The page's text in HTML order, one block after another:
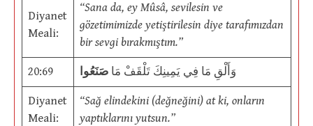
Diyanet
Meali:
“Sana da, ey Mûsâ, sevilesin ve
gözetimimizde yetiştirilesin diye tarafımızdan
bir sevgi bırakmıştım.”
20:69 وَأَلْقِ مَا فِي يَمِينِكَ تَلْقَفْ مَا صَنَعُوا
Diyanet
Meali:
“Sağ elindekini (değneğini) at ki, onların
yaptıklarını yutsun.”